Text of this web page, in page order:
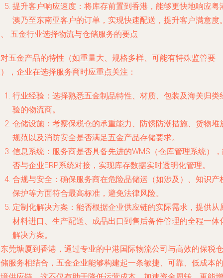
提升客户响应速度：将库存前置到香港，能够更快地响应粤
澳乃至东南亚客户的订单，实现快速配送，提升客户满意度
五金行业选择物流与仓储服务的要点
五金产品的特性（如重量大、规格多样、可能有特殊监管要
，企业在选择服务商时应重点关注：
行业经验：选择熟悉五金制品特性、材质、包装及海关归类
验的物流商。
仓储设施：考察保税仓的承重能力、防锈防潮措施、货物堆
规范以及消防安全是否满足五金产品存储要求。
信息系统：服务商是否具备先进的WMS（仓库管理系统）
否与企业ERP系统对接，实现库存数据实时透明化管理。
合规与安全：确保服务商在危险品储运（如涉及）、知识产
保护等方面符合最高标准，避免法律风险。
定制化解决方案：能否根据企业供应链的实际需求，提供从
材料进口、生产配送、成品出口到售后备件管理的全程一体
解决方案。
莞塘厦到香港，通过专业的中港国际物流公司与高效的保税仓
服务相结合，五金企业能够构建起一条敏捷、可靠、低成本的